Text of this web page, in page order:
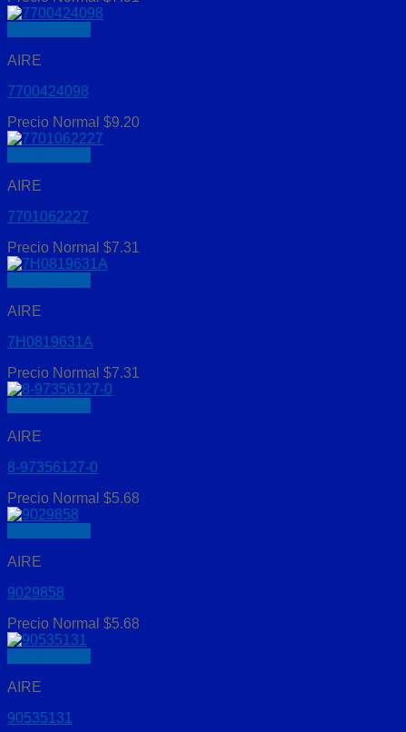
AIRE
7700424098
Precio Normal $9.20
AIRE
7701062227
Precio Normal $7.31
AIRE
7H0819631A
Precio Normal $7.31
AIRE
8-97356127-0
Precio Normal $5.68
AIRE
9029858
Precio Normal $5.68
AIRE
90535131